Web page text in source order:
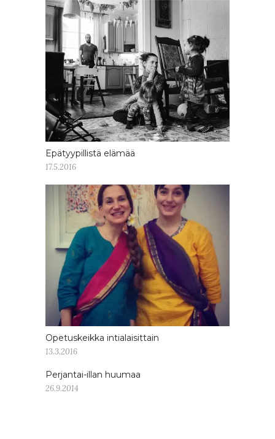
Epätyypillistä elämää
17.5.2016
Opetuskeikka intialaisittain
13.3.2016
Perjantai-illan huumaa
26.9.2014